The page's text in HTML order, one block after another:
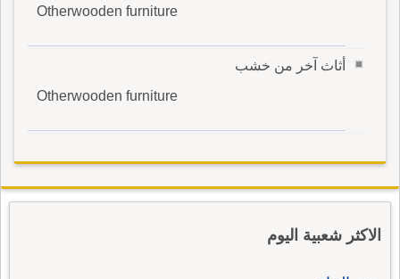
Otherwooden furniture
أثاث آخر من خشب
Otherwooden furniture
الاكثر شعبية اليوم